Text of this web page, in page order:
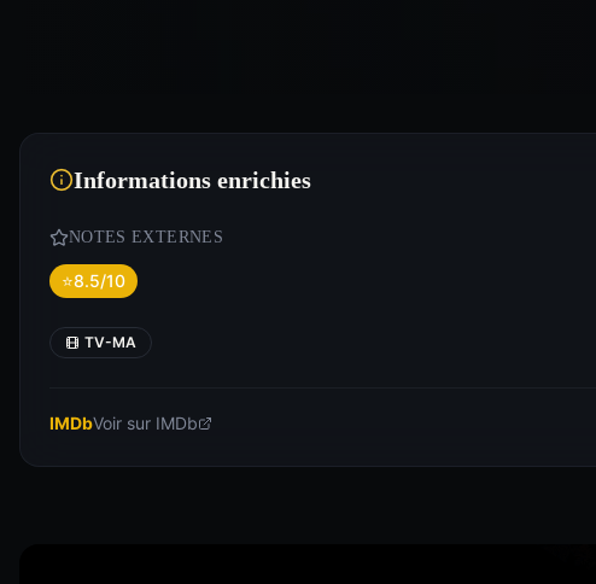
Informations enrichies
NOTES EXTERNES
⭐8.5/10
TV-MA
IMDbVoir sur IMDb